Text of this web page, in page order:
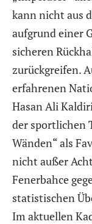
kann nicht aus
aufgrund einer
sicheren
zurückgreifen.
erfahrenen
Hasan Ali
der sportlichen
Wänden“ als
nicht außer
Fenerbahce
statistischen
Im aktuellen